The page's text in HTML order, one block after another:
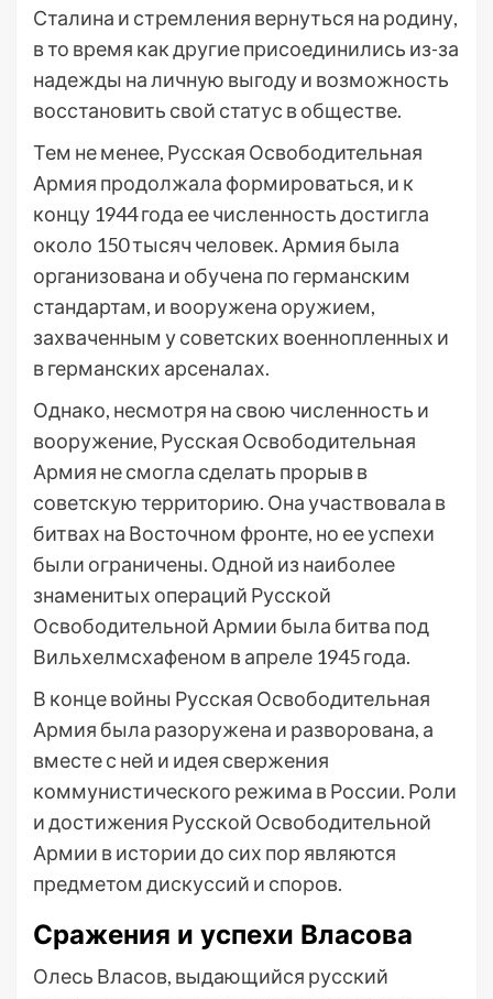
Сталина и стремления вернуться на родину,
в то время как другие присоединились из-за
надежды на личную выгоду и возможность
восстановить свой статус в обществе.
Тем не менее, Русская Освободительная
Армия продолжала формироваться, и к
концу 1944 года ее численность достигла
около 150 тысяч человек. Армия была
организована и обучена по германским
стандартам, и вооружена оружием,
захваченным у советских военнопленных и
в германских арсеналах.
Однако, несмотря на свою численность и
вооружение, Русская Освободительная
Армия не смогла сделать прорыв в
советскую территорию. Она участвовала в
битвах на Восточном фронте, но ее успехи
были ограничены. Одной из наиболее
знаменитых операций Русской
Освободительной Армии была битва под
Вильхелмсхафеном в апреле 1945 года.
В конце войны Русская Освободительная
Армия была разоружена и разворована, а
вместе с ней и идея свержения
коммунистического режима в России. Роли
и достижения Русской Освободительной
Армии в истории до сих пор являются
предметом дискуссий и споров.
Сражения и успехи Власова
Олесь Власов, выдающийся русский